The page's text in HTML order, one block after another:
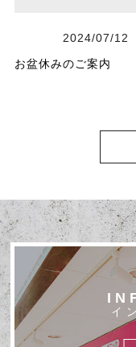
2024/07/12
お盆休みのご案内
イ